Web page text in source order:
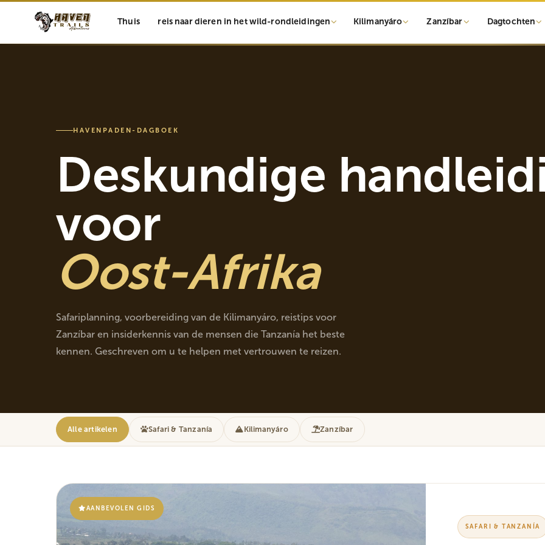
Thuis reis naar dieren in het wild-rondleidingen Kilimanyáro Zanzíbar Dagtochten
HAVENPADEN-DAGBOEK
Deskundige
voor
Oost-Afrika
Safariplanning, voorbereiding van de Kilimanyáro, reistips voor
Zanzíbar en insiderkennis van de mensen die Tanzanía het beste
kennen. Geschreven om u te helpen met vertrouwen te reizen.
Alle artikelen Safari & Tanzanía Kilimanyáro Zanzíbar
AANBEVOLEN GIDS
SAFARI & TANZANÍA